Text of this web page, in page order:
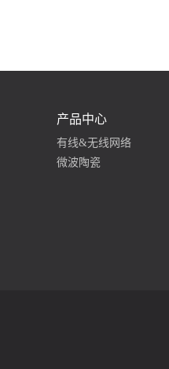
产品中心
有线&无线网络
微波陶瓷